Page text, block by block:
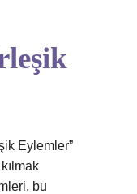
Eylemler”
bu